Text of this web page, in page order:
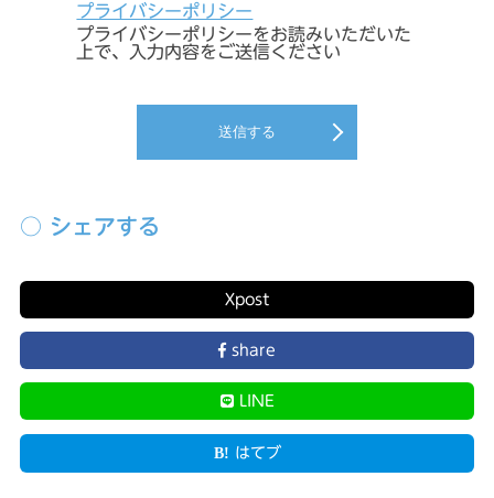
プライバシーポリシー
プライバシーポリシーをお読みいただいた
上で、入力内容をご送信ください
送信する
○ シェアする
Xpost
share
LINE
はてブ